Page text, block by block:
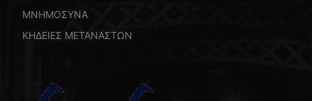
ΜΝΗΜΟΣΥΝΑ
ΚΗΔΕΙΕΣ ΜΕΤΑΝΑΣΤΩΝ